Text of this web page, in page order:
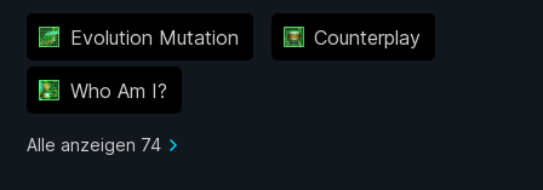
Evolution Mutation Counterplay
Who Am I?
Alle anzeigen 74